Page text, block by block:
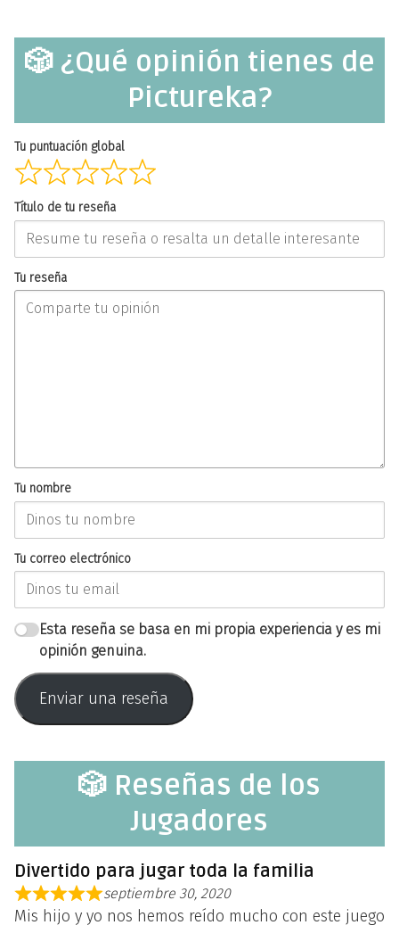
🎲 ¿Qué opinión tienes de
Pictureka?
Tu puntuación global
Título de tu reseña
Tu reseña
Tu nombre
Tu correo electrónico
Esta reseña se basa en mi propia experiencia y es mi
opinión genuina.
Enviar una reseña
🎲 Reseñas de los
Jugadores
Divertido para jugar toda la familia
septiembre 30, 2020
Mis hijo y yo nos hemos reído mucho con este juego